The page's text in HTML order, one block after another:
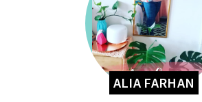
ALIA FARHAN